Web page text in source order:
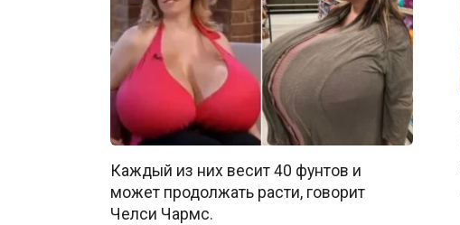
Каждый из них весит 40 фунтов и
может продолжать расти, говорит
Челси Чармс.